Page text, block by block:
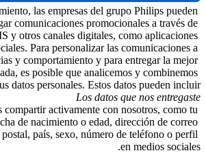
las empresas del grupo Philips
comunicaciones promocionales a
SMS y otros canales digitales, como
sociales. Para personalizar las
y comportamiento y para entregar la
es posible que analicemos y
tus datos personales. Estos datos pueden
Los datos que nos
compartir activamente con nosotros,
fecha de nacimiento o edad, dirección de
postal, país, sexo, número de teléfono o
en medios